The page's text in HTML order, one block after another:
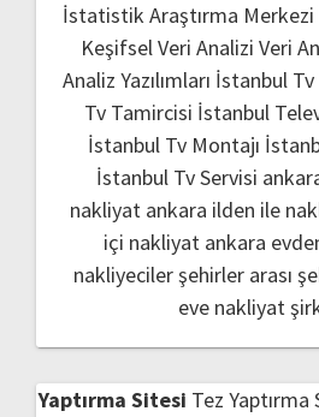
İstatistik Araştırma Merkezi
Keşifsel Veri Analizi Veri
Analiz Yazılımları İstanbul
Tv Tamircisi İstanbul
İstanbul Tv Montajı
İstanbul Tv Servisi
nakliyat ankara ilden ile
içi nakliyat ankara
nakliyeciler şehirler arası
eve nakliyat
Yaptırma Sitesi Tez Yaptırma